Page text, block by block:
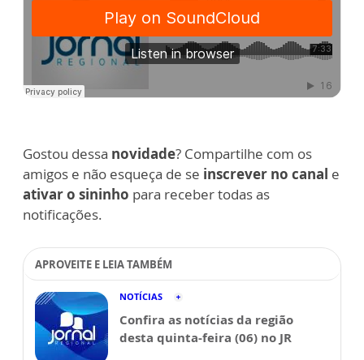
Gostou dessa novidade? Compartilhe com os
amigos e não esqueça de se inscrever no canal e
ativar o sininho para receber todas as
notificações.
APROVEITE E LEIA TAMBÉM
NOTÍCIAS
Confira as notícias da região
desta quinta-feira (06) no JR